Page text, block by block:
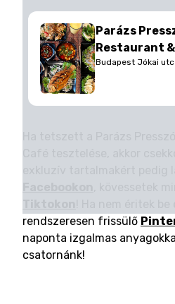
Parázs
Restaurant
Budapest Jókai
rendszeresen frissülő
naponta izgalmas
csatornánk!